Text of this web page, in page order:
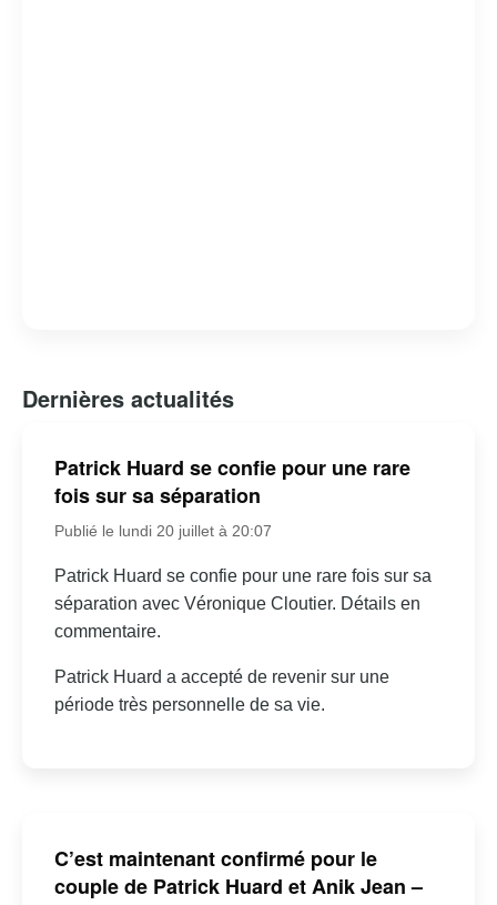
Dernières actualités
Patrick Huard se confie pour une rare
fois sur sa séparation
Publié le lundi 20 juillet à 20:07
Patrick Huard se confie pour une rare fois sur sa
séparation avec Véronique Cloutier. Détails en
commentaire.
Patrick Huard a accepté de revenir sur une
période très personnelle de sa vie.
C’est maintenant confirmé pour le
couple de Patrick Huard et Anik Jean –